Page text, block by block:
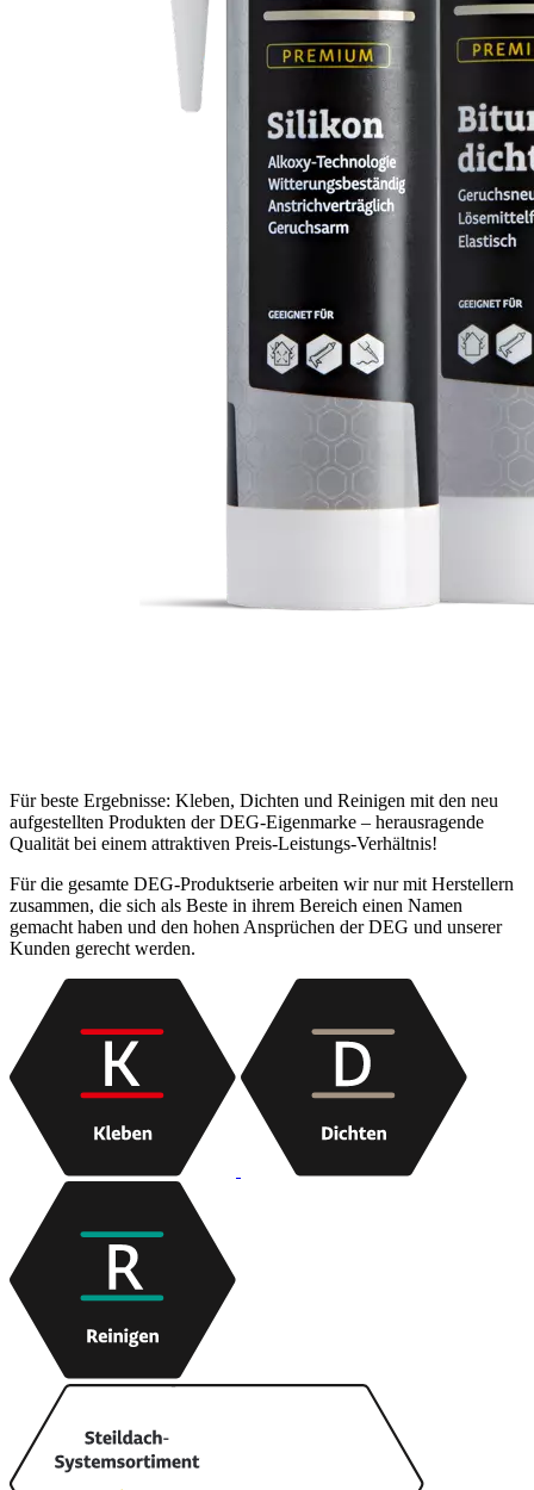
Für beste Ergebnisse: Kleben, Dichten und Reinigen mit den neu
aufgestellten Produkten der DEG-Eigenmarke – herausragende
Qualität bei einem attraktiven Preis-Leistungs-Verhältnis!
Für die gesamte DEG-Produktserie arbeiten wir nur mit Herstellern
zusammen, die sich als Beste in ihrem Bereich einen Namen
gemacht haben und den hohen Ansprüchen der DEG und unserer
Kunden gerecht werden.